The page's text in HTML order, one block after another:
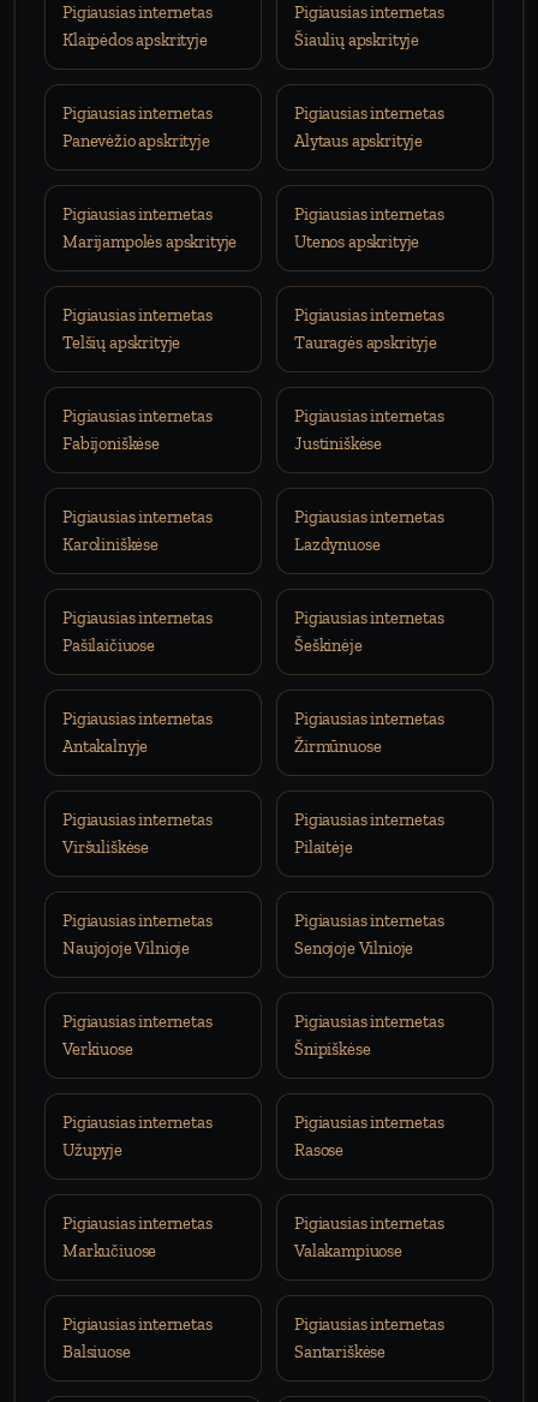
Pigiausias internetas
Klaipėdos apskrityje
Pigiausias internetas
Šiaulių apskrityje
Pigiausias internetas
Panevėžio apskrityje
Pigiausias internetas
Alytaus apskrityje
Pigiausias internetas
Marijampolės apskrityje
Pigiausias internetas
Utenos apskrityje
Pigiausias internetas
Telšių apskrityje
Pigiausias internetas
Tauragės apskrityje
Pigiausias internetas
Fabijoniškėse
Pigiausias internetas
Justiniškėse
Pigiausias internetas
Karoliniškėse
Pigiausias internetas
Lazdynuose
Pigiausias internetas
Pašilaičiuose
Pigiausias internetas
Šeškinėje
Pigiausias internetas
Antakalnyje
Pigiausias internetas
Žirmūnuose
Pigiausias internetas
Viršuliškėse
Pigiausias internetas
Pilaitėje
Pigiausias internetas
Naujojoje Vilnioje
Pigiausias internetas
Senojoje Vilnioje
Pigiausias internetas
Verkiuose
Pigiausias internetas
Šnipiškėse
Pigiausias internetas
Užupyje
Pigiausias internetas
Rasose
Pigiausias internetas
Markučiuose
Pigiausias internetas
Valakampiuose
Pigiausias internetas
Balsiuose
Pigiausias internetas
Santariškėse